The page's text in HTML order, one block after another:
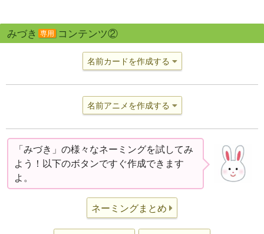
みづき 専用 コンテンツ②
名前カードを作成する
名前アニメを作成する
「みづき」の様々なネーミングを試してみ
よう！以下のボタンですぐ作成できます
よ。
ネーミングまとめ